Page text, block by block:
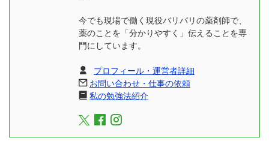
今でも現場で働く現役バリバリの薬剤師で、
薬のことを「分かりやすく」伝えることを専
門にしています。
プロフィール・運営者詳細
お問い合わせ・仕事の依頼
私の勉強法紹介